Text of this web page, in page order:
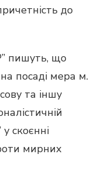
до
пишуть, що
посаді мера м.
та іншу
скоєнні
мирних